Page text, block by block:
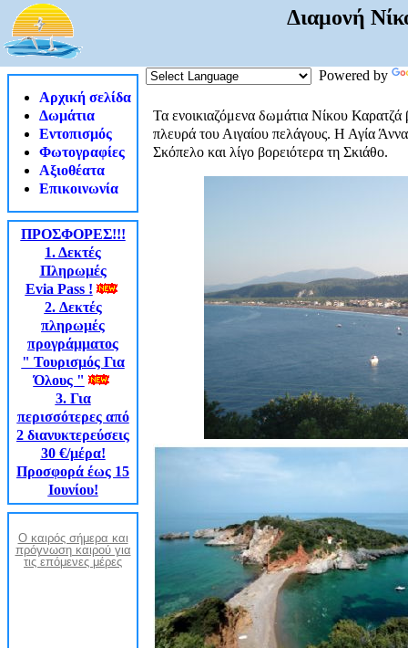
Διαμονή
Αρχική σελίδα
Δωμάτια
Εντοπισμός
Φωτογραφίες
Αξιοθέατα
Επικοινωνία
ΠΡΟΣΦΟΡEΣ!!!
1. Δεκτές
Πληρωμές
Evia Pass !
2. Δεκτές
πληρωμές
προγράμματος
" Τουρισμός Για
Όλους "
3. Για
περισσότερες από
2 διανυκτερεύσεις
30 €/μέρα!
Προσφορά έως 15
Ιουνίου!
Ο καιρός σήμερα και
πρόγνωση καιρού για
τις επόμενες μέρες
Powered by
Τα ενοικιαζόμενα δωμάτια Νίκου Καρατζά
πλευρά του Αιγαίου πελάγους. Η Αγία Άννα
Σκόπελο και λίγο βορειότερα τη Σκιάθο.